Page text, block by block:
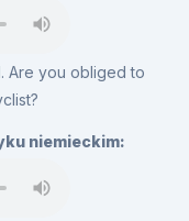
Are you obliged to
niemieckim: